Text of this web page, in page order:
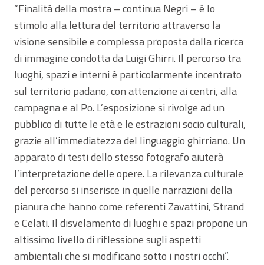
“Finalità della mostra – continua Negri – è lo
stimolo alla lettura del territorio attraverso la
visione sensibile e complessa proposta dalla ricerca
di immagine condotta da Luigi Ghirri. Il percorso tra
luoghi, spazi e interni è particolarmente incentrato
sul territorio padano, con attenzione ai centri, alla
campagna e al Po. L’esposizione si rivolge ad un
pubblico di tutte le età e le estrazioni socio culturali,
grazie all’immediatezza del linguaggio ghirriano. Un
apparato di testi dello stesso fotografo aiuterà
l’interpretazione delle opere. La rilevanza culturale
del percorso si inserisce in quelle narrazioni della
pianura che hanno come referenti Zavattini, Strand
e Celati. Il disvelamento di luoghi e spazi propone un
altissimo livello di riflessione sugli aspetti
ambientali che si modificano sotto i nostri occhi”.